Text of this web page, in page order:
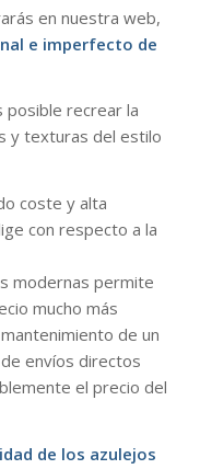
en nuestra web,
e imperfecto de
posible recrear la
y texturas del estilo
coste y alta
con respecto a la
modernas permite
mucho más
de un
envíos directos
el precio del
de los azulejos